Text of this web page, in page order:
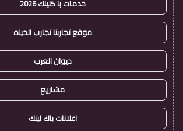
خدمات با كلينك 2026
موقع تجاربنا تجارب الحياه
ديوان العرب
مشاريع
اعلانات باك لينك